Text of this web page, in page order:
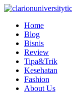
Skip
contentHome
Blog
Bisnis
Review
Tipa&Trik
Kesehatan
Fashion
About Us